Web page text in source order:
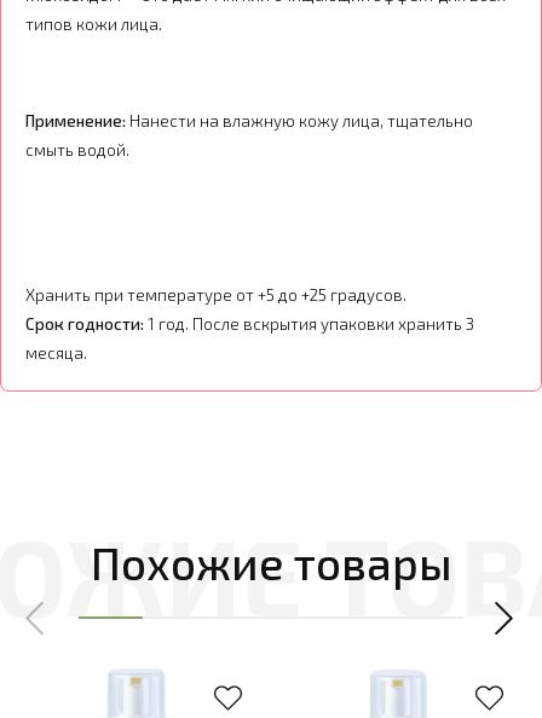
типов кожи лица.
Применение: Нанести на влажную кожу лица, тщательно
смыть водой.
Хранить при температуре от +5 до +25 градусов.
Срок годности: 1 год. После вскрытия упаковки хранить 3
месяца.
Похожие товары